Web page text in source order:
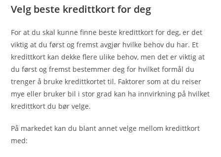
Velg beste kredittkort for deg
For at du skal kunne finne beste kredittkort for deg, er det
viktig at du først og fremst avgjør hvilke behov du har. Et
kredittkort kan dekke flere ulike behov, men det er viktig at
du først og fremst bestemmer deg for hvilket formål du
trenger å bruke kredittkortet til. Faktorer som at du reiser
mye eller bruker bil i stor grad kan ha innvirkning på hvilket
kredittkort du bør velge.
På markedet kan du blant annet velge mellom kredittkort
med: